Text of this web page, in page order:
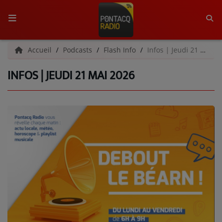
ACCUEIL
RADIO
L'ÉQUIPE
GRILLE DES PROGRAMMES
C'ÉTAIT QUOI CE TITRE ?
MÉDIAS
PODCASTS - SAISON 2026/2027
Accueil Podcasts Flash Info Infos | Jeudi 21 mai 2026
INFOS | JEUDI 21 MAI 2026